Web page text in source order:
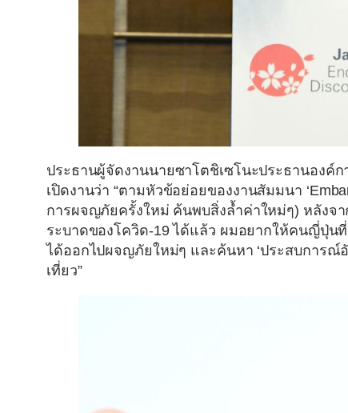
ประธานผู้จัดงานนายซาโตชิเซโนะประธานองค์ก
เปิดงานว่า “ตามหัวข้อย่อยของงานสัมมนา
การผจญภัยครั้งใหม่ ค้นพบสิ่งล้ำค่าใหม่ๆ) หลังจ
ระบาดของโควิด-19 ได้แล้ว ผมอยากให้คนญี่ปุ่น
ได้ออกไปผจญภัยใหม่ๆ และค้นหา ‘ประสบการณ์
เที่ยว”